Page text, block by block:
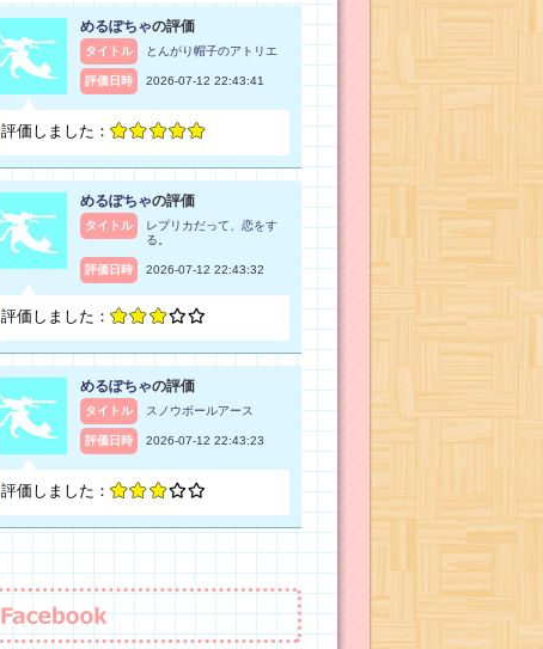
めるぽちゃの評価
タイトル とんがり帽子のアトリエ
評価日時 2026-07-12 22:43:41
評価しました：
めるぽちゃの評価
タイトル
レプリカだって、恋をす
る。
評価日時 2026-07-12 22:43:32
評価しました：
めるぽちゃの評価
タイトル スノウボールアース
評価日時 2026-07-12 22:43:23
評価しました：